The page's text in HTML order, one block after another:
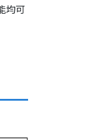
均可